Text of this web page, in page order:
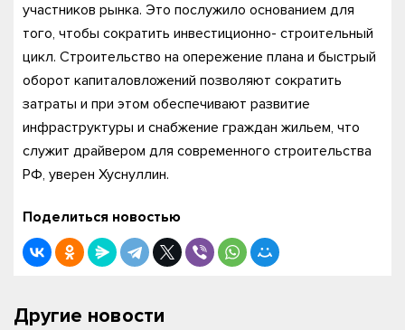
участников рынка. Это послужило основанием для
того, чтобы сократить инвестиционно- строительный
цикл. Строительство на опережение плана и быстрый
оборот капиталовложений позволяют сократить
затраты и при этом обеспечивают развитие
инфраструктуры и снабжение граждан жильем, что
служит драйвером для современного строительства
РФ, уверен Хуснуллин.
Поделиться новостью
Другие новости